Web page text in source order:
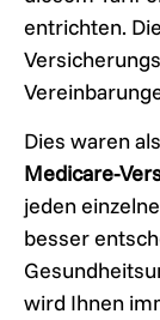
entrichten.
Dies waren
Medicare-
jeden
besser
wird Ihnen